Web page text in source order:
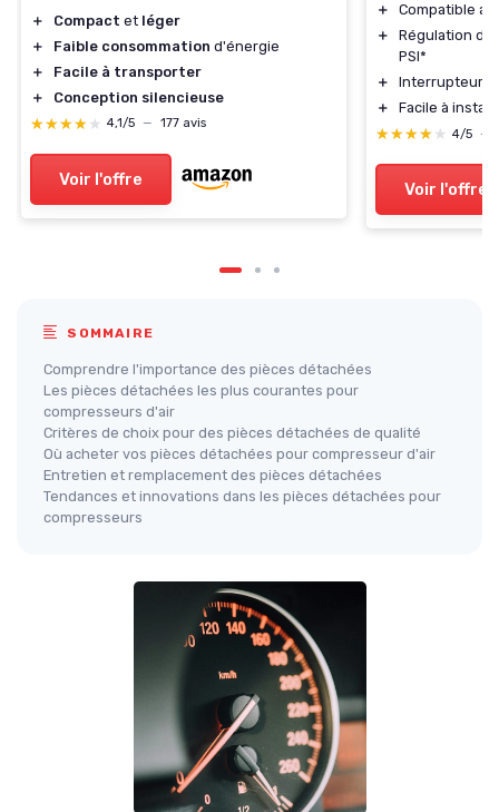
＋ Compact et léger
＋
Faible consommation d'énergie
＋
Facile à transporter
＋
Conception silencieuse
★★★★★
★★★★★ 4,1/5 — 177 avis
Voir l'offre
＋
Compatible
＋
Régulation
PSI*
＋
Interrupteur à
＋
Facile à
★★★★★
★★★★★ 4/5 —
Voir l'offre
SOMMAIRE
Comprendre l'importance des pièces détachées
Les pièces détachées les plus courantes pour
compresseurs d'air
Critères de choix pour des pièces détachées de qualité
Où acheter vos pièces détachées pour compresseur d'air
Entretien et remplacement des pièces détachées
Tendances et innovations dans les pièces détachées pour
compresseurs